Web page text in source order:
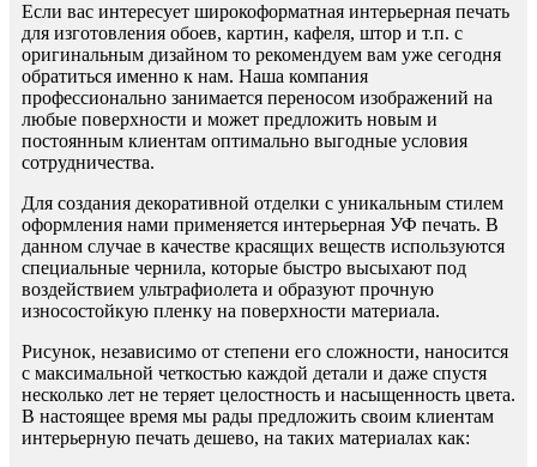
Если вас интересует широкоформатная интерьерная печать
для изготовления обоев, картин, кафеля, штор и т.п. с
оригинальным дизайном то рекомендуем вам уже сегодня
обратиться именно к нам. Наша компания
профессионально занимается переносом изображений на
любые поверхности и может предложить новым и
постоянным клиентам оптимально выгодные условия
сотрудничества.
Для создания декоративной отделки с уникальным стилем
оформления нами применяется интерьерная УФ печать. В
данном случае в качестве красящих веществ используются
специальные чернила, которые быстро высыхают под
воздействием ультрафиолета и образуют прочную
износостойкую пленку на поверхности материала.
Рисунок, независимо от степени его сложности, наносится
с максимальной четкостью каждой детали и даже спустя
несколько лет не теряет целостность и насыщенность цвета.
В настоящее время мы рады предложить своим клиентам
интерьерную печать дешево, на таких материалах как: